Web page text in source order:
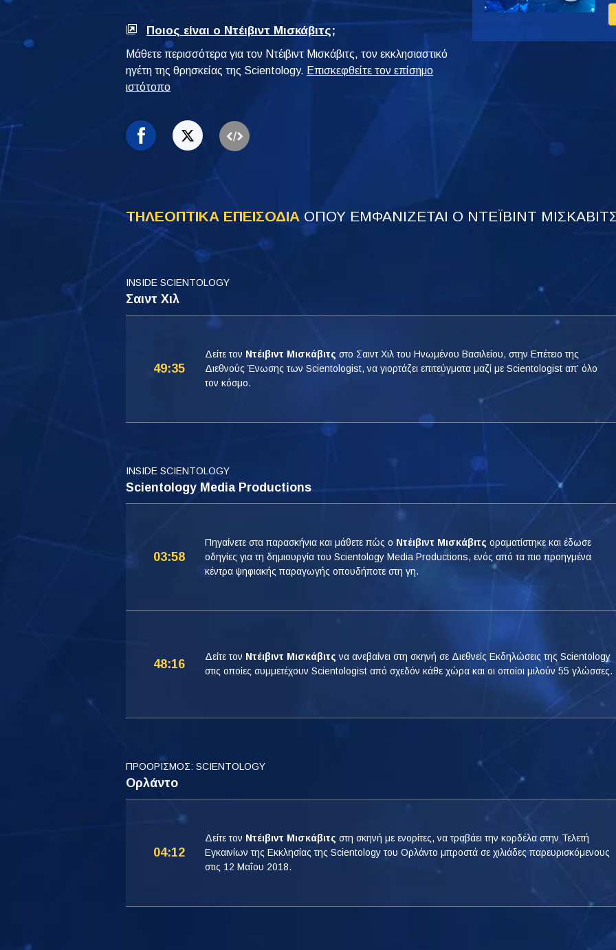
Ποιος είναι ο Ντέιβιντ Μισκάβιτς;
Μάθετε περισσότερα για τον Ντέιβιντ Μισκάβιτς, τον εκκλησιαστικό
ηγέτη της θρησκείας της Scientology. Επισκεφθείτε τον επίσημο
ιστότοπο
ΤΗΛΕΟΠΤΙΚΑ ΕΠΕΙΣΟΔΙΑ ΟΠΟΥ ΕΜΦΑΝΙΖΕΤΑΙ Ο ΝΤΕΪΒΙΝΤ
INSIDE SCIENTOLOGY
Σαιντ Χιλ
49:35
Δείτε τον Ντέιβιντ Μισκάβιτς στο Σαιντ Χιλ του Ηνωμένου Βασιλείου, στην Επέτειο της
Διεθνούς Ένωσης των Scientologist, να γιορτάζει επιτεύγματα μαζί με Scientologist απ’ όλο
τον κόσμο.
INSIDE SCIENTOLOGY
Scientology Media Productions
03:58
Πηγαίνετε στα παρασκήνια και μάθετε πώς ο Ντέιβιντ Μισκάβιτς οραματίστηκε και έδωσε
οδηγίες για τη δημιουργία του Scientology Media Productions, ενός από τα πιο προηγμένα
κέντρα ψηφιακής παραγωγής οπουδήποτε στη γη.
48:16
Δείτε τον Ντέιβιντ Μισκάβιτς να ανεβαίνει στη σκηνή σε Διεθνείς Εκδηλώσεις της Scientology
στις οποίες συμμετέχουν Scientologist από σχεδόν κάθε χώρα και οι οποίοι μιλούν 55 γλώσσες.
ΠΡΟΟΡΙΣΜΟΣ: SCIENTOLOGY
Ορλάντο
04:12
Δείτε τον Ντέιβιντ Μισκάβιτς στη σκηνή με ενορίτες, να τραβάει την κορδέλα στην Τελετή
Εγκαινίων της Εκκλησίας της Scientology του Ορλάντο μπροστά σε χιλιάδες παρευρισκόμενους
στις 12 Μαΐου 2018.